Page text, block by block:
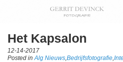
Het Kapsalon
12-14-2017
Posted in Alg Nieuws Bedrijfsfotografie